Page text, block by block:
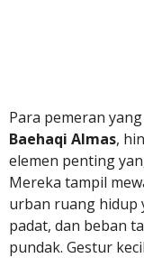
Para pemeran
Baehaqi Almas,
elemen penting
Mereka tampil
urban ruang hidup
padat, dan beban
pundak. Gestur